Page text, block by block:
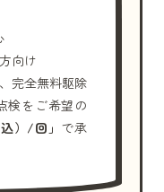
向け
完全無料駆除
検をご希望の
）/回」 で承